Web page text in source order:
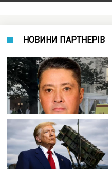
НОВИНИ ПАРТНЕРІВ